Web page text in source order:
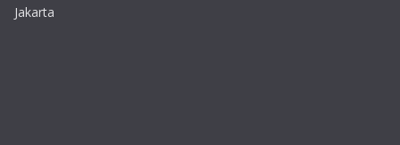
Jakarta